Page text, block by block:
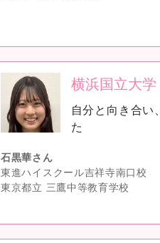
no
image
横浜国立大学
自分と向き合い
た
石黒華さん
東進ハイスクール吉祥寺南口校
東京都立 三鷹中等教育学校